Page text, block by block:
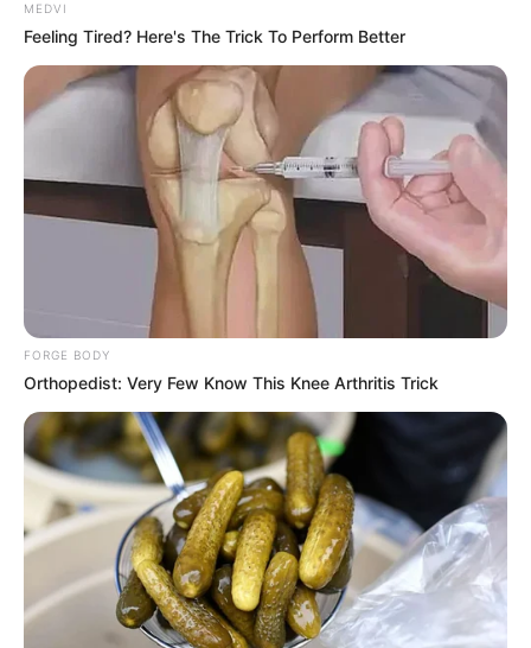
MEDVI
Feeling Tired? Here's The Trick To Perform Better
FORGE BODY
Orthopedist: Very Few Know This Knee Arthritis Trick